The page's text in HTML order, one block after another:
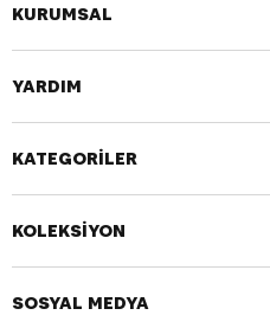
KURUMSAL
YARDIM
KATEGORİLER
KOLEKSİYON
SOSYAL MEDYA